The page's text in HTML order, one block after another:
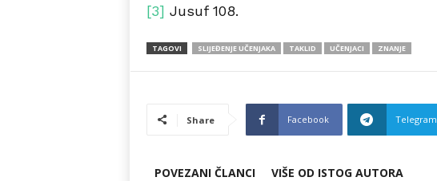
[3] Jusuf 108.
TAGOVI SLIJEĐENJE UČENJAKA TAKLID UČENJACI ZNANJE
Share Facebook Telegram
POVEZANI ČLANCI VIŠE OD ISTOG AUTORA